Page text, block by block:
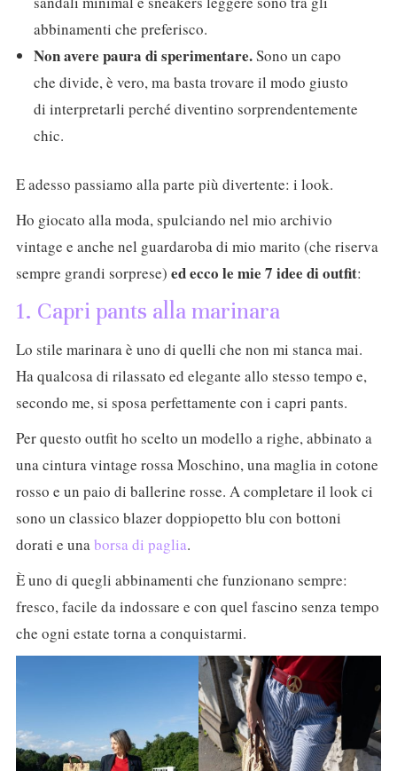
abbinamenti che preferisco.
Non avere paura di sperimentare.Sono un capo
che divide, è vero, ma basta trovare il modo giusto
di interpretarli perché diventino sorprendentemente
chic.
E adesso passiamo alla parte più divertente: i look.
Ho giocato alla moda, spulciando nel mio archivio
vintage e anche nel guardaroba di mio marito (che riserva
sempre grandi sorprese) ed ecco le mie 7 idee di outfit:
1. Capri pants alla marinara
Lo stile marinara è uno di quelli che non mi stanca mai.
Ha qualcosa di rilassato ed elegante allo stesso tempo e,
secondo me, si sposa perfettamente con i capri pants.
Per questo outfit ho scelto un modello a righe, abbinato a
una cintura vintage rossa Moschino, una maglia in cotone
rosso e un paio di ballerine rosse. A completare il look ci
sono un classico blazer doppiopetto blu con bottoni
dorati e unaborsa di paglia.
È uno di quegli abbinamenti che funzionano sempre:
fresco, facile da indossare e con quel fascino senza tempo
che ogni estate torna a conquistarmi.